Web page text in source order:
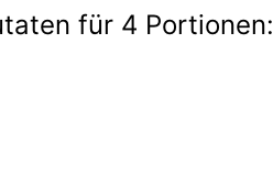
für 4 Portionen: